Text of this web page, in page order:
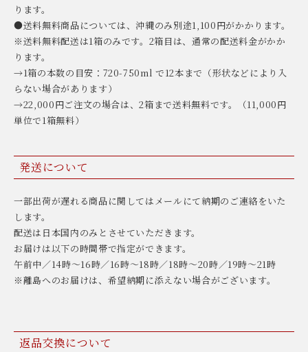
ります。
●送料無料商品については、沖縄のみ別途1,100円がかかります。
※送料無料配送は1箱のみです。2箱目は、通常の配送料金がかか
ります。
→1箱の本数の目安：720-750ml で12本まで（形状などにより入
らない場合があります）
→22,000円ご注文の場合は、2箱まで送料無料です。（11,000円
単位で1箱無料）
発送について
一部出荷が遅れる商品に関してはメールにて納期のご連絡をいた
します。
配送は日本国内のみとさせていただきます。
お届けは以下の時間帯で指定ができます。
午前中／14時〜16時／16時〜18時／18時〜20時／19時〜21時
※離島へのお届けは、希望納期に添えない場合がございます。
返品交換について